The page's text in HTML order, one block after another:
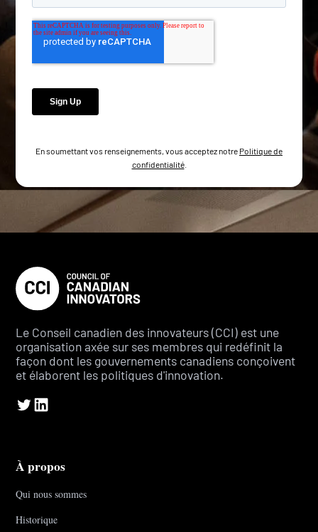
En soumettant vos renseignements, vous acceptez notre Politique de
confidentialité.
Le Conseil canadien des innovateurs (CCI) est une
organisation axée sur ses membres qui redéfinit la
façon dont les gouvernements canadiens conçoivent
et élaborent les politiques d'innovation.
À propos
Qui nous sommes
Historique